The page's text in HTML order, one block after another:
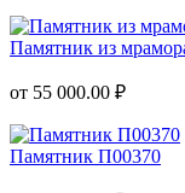
Памятник из
от 55 000.00 ₽
Памятник П00370